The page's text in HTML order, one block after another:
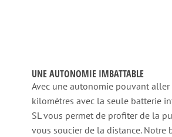
UNE AUTONOMIE IMBATTABLE
Avec une autonomie pouvant aller
kilomètres avec la seule batterie
SL vous permet de profiter de la
vous soucier de la distance. Notre